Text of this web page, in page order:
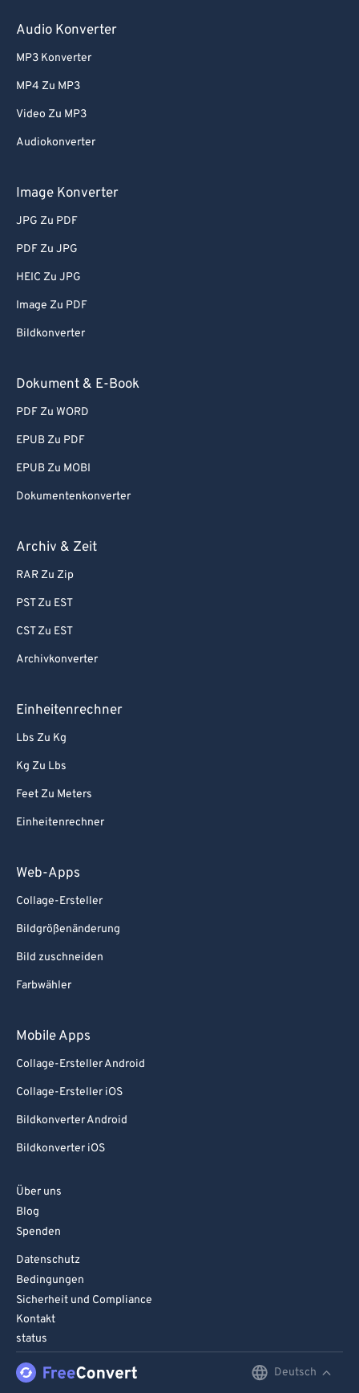
Audio Konverter
MP3 Konverter
MP4 Zu MP3
Video Zu MP3
Audiokonverter
Image Konverter
JPG Zu PDF
PDF Zu JPG
HEIC Zu JPG
Image Zu PDF
Bildkonverter
Dokument & E-Book
PDF Zu WORD
EPUB Zu PDF
EPUB Zu MOBI
Dokumentenkonverter
Archiv & Zeit
RAR Zu Zip
PST Zu EST
CST Zu EST
Archivkonverter
Einheitenrechner
Lbs Zu Kg
Kg Zu Lbs
Feet Zu Meters
Einheitenrechner
Web-Apps
Collage-Ersteller
Bildgrößenänderung
Bild zuschneiden
Farbwähler
Mobile Apps
Collage-Ersteller Android
Collage-Ersteller iOS
Bildkonverter Android
Bildkonverter iOS
Über uns
Blog
Spenden
Datenschutz
Bedingungen
Sicherheit und Compliance
Kontakt
status
Deutsch